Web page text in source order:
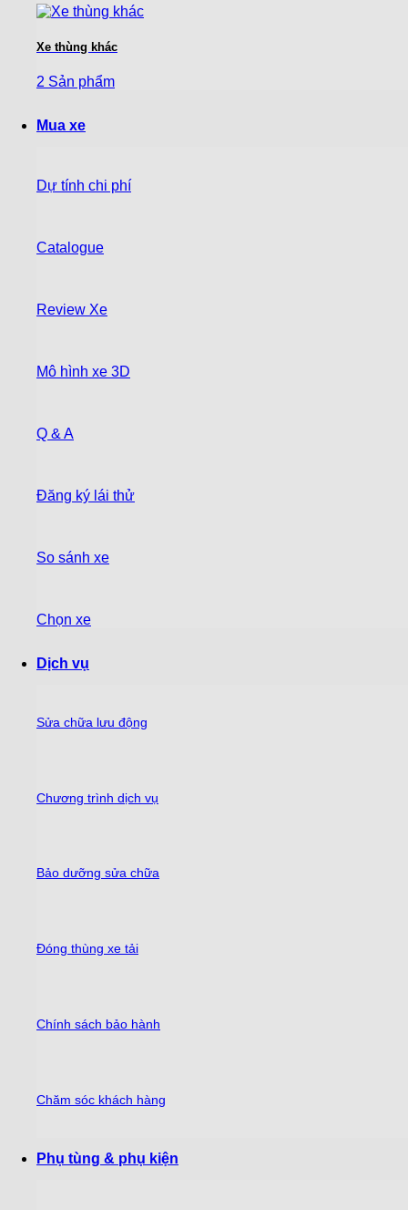
Xe thùng khác
2 Sản phẩm
Mua xe
Dự tính chi phí
Catalogue
Review Xe
Mô hình xe 3D
Q & A
Đăng ký lái thử
So sánh xe
Chọn xe
Dịch vụ
Sửa chữa lưu động
Chương trình dịch vụ
Bảo dưỡng sửa chữa
Đóng thùng xe tải
Chính sách bảo hành
Chăm sóc khách hàng
Phụ tùng & phụ kiện